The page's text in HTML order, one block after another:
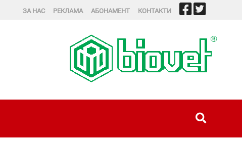
ЗА НАС РЕКЛАМА АБОНАМЕНТ КОНТАКТИ